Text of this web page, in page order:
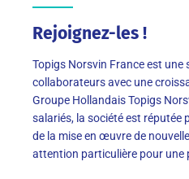
Rejoignez-les !
Topigs Norsvin France est une
collaborateurs avec une
Groupe Hollandais Topigs
salariés, la société est réputée
de la mise en œuvre de
attention particulière pour une